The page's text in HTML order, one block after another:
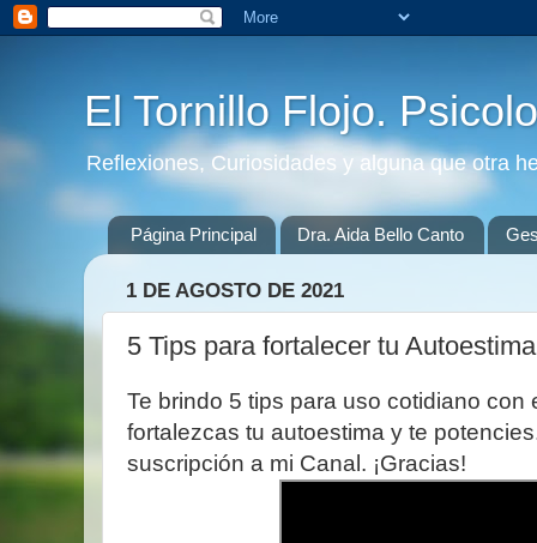
El Tornillo Flojo.
Reflexiones, Curiosidades y alguna que otra
Página Principal Dra. Aida Bello Canto
1 DE AGOSTO DE 2021
5 Tips para fortalecer tu Autoestima
Te brindo 5 tips para uso cotidiano con
fortalezcas tu autoestima y te
suscripción a mi Canal. ¡Gracias!